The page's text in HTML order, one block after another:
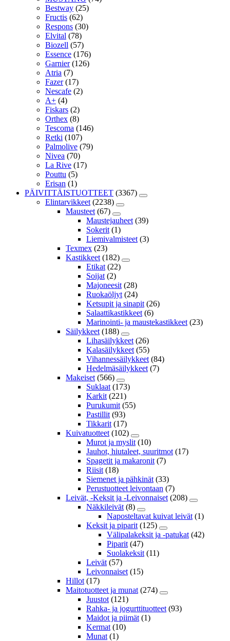
Bestway (25)
Fructis (62)
Respons (30)
Elvital (78)
Biozell (57)
Essence (176)
Garnier (126)
Atria (7)
Fazer (17)
Nescafe (2)
A+ (4)
Fiskars (2)
Orthex (8)
Tescoma (146)
Retki (107)
Palmolive (79)
Nivea (70)
La Rive (17)
Pouttu (5)
Erisan (1)
PÄIVITTÄISTUOTTEET (3367)
Elintarvikkeet (2238)
Mausteet (67)
Maustejauheet (39)
Sokerit (1)
Liemivalmisteet (3)
Texmex (23)
Kastikkeet (182)
Etikat (22)
Soijat (2)
Majoneesit (28)
Ruokaöljyt (24)
Ketsupit ja sinapit (26)
Salaattikastikkeet (6)
Marinointi- ja maustekastikkeet (23)
Säilykkeet (188)
Lihasäilykkeet (26)
Kalasäilykkeet (55)
Vihannessäilykkeet (84)
Hedelmäsäilykkeet (7)
Makeiset (566)
Suklaat (173)
Karkit (221)
Purukumit (55)
Pastillit (93)
Tikkarit (17)
Kuivatuotteet (102)
Murot ja myslit (10)
Jauhot, hiutaleet, suuritmot (17)
Spagetit ja makaronit (7)
Riisit (18)
Siemenet ja pähkinät (33)
Perustuotteet leivontaan (7)
Leivät, -Keksit ja -Leivonnaiset (208)
Näkkileivät (8)
Naposteltavat kuivat leivät (1)
Keksit ja piparit (125)
Välipalakeksit ja -patukat (42)
Piparit (47)
Suolakeksit (11)
Leivät (57)
Leivonnaiset (15)
Hillot (17)
Maitotuotteet ja munat (274)
Juustot (121)
Rahka- ja jogurttituotteet (93)
Maidot ja piimät (1)
Kermat (10)
Munat (1)